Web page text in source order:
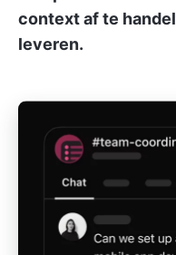
context af te
leveren.